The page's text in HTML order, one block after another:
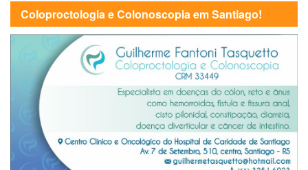
Coloproctologia e Colonoscopia em Santiago!